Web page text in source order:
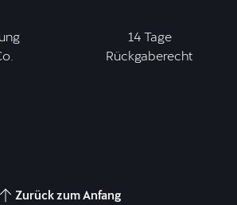
14 Tage
Rückgaberecht
Zurück zum Anfang